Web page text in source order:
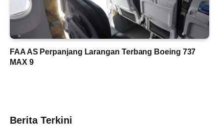
FAA AS Perpanjang Larangan Terbang Boeing 737
MAX 9
Berita Terkini